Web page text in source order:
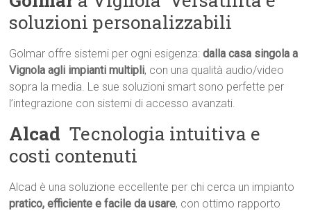
soluzioni personalizzabili
Golmar offre sistemi per ogni esigenza:dalla casa singola a
Vignola agli impianti multipli, con una qualità audio/video
sopra la media. Le sue soluzioni smart sono perfette per
l’integrazione con sistemi di accesso avanzati.
Alcad  Tecnologia intuitiva e
costi contenuti
Alcad è una soluzione eccellente per chi cerca un impianto
pratico, efficiente e facile da usare, con ottimo rapporto